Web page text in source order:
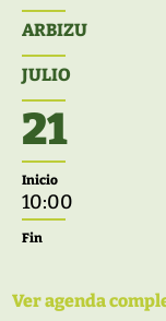
ARBIZU
JULIO
21
Inicio
10:00
Fin
Ver agenda